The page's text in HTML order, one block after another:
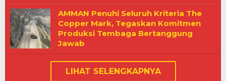
AMMAN Penuhi Seluruh Kriteria The
Copper Mark, Tegaskan Komitmen
Produksi Tembaga Bertanggung
Jawab
LIHAT SELENGKAPNYA